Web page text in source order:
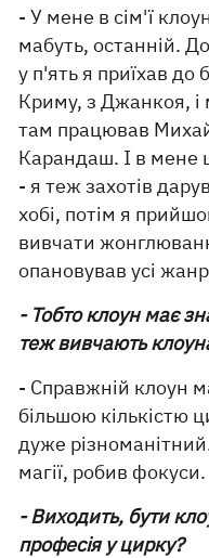
- У мене в сім'ї
мабуть, останній.
у п'ять я приїхав до
Криму, з Джанкоя, і
там працював
Карандаш. І в мене
- я теж захотів
хобі, потім я
вивчати
опановував усі
- Тобто клоун має
теж вивчають
- Справжній клоун
більшою кількістю
дуже
магії, робив фокуси.
- Виходить, бути
професія у цирку?